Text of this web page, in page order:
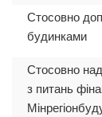
Стосовно
будинками
Стосовно
з питань